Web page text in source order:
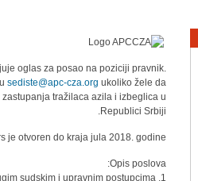
oglas za posao na poziciji pravnik.
sediste@apc-cza.org ukoliko žele da
tražilaca azila i izbeglica u
Republici Srbiji.
je otvoren dokraja jula 2018. godine.
Opis poslova:
1. zastupanje u postupku azila i drugim sudskim i upravnim postupcima